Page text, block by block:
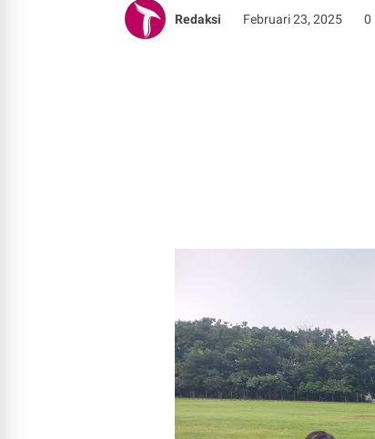
Redaksi Februari 23, 2025 0